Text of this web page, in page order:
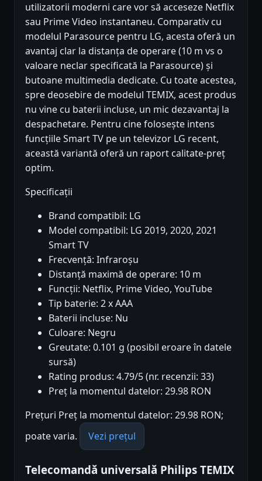
utilizatorii moderni care vor să acceseze Netflix
sau Prime Video instantaneu. Comparativ cu
modelul Parasource pentru LG, acesta oferă un
avantaj clar la distanța de operare (10 m vs o
valoare neclar specificată la Parasource) și
butoane multimedia dedicate. Cu toate acestea,
spre deosebire de modelul TEMIX, acest produs
nu vine cu baterii incluse, un mic dezavantaj la
despachetare. Pentru cine folosește intens
funcțiile Smart TV pe un televizor LG recent,
această variantă oferă un raport calitate-preț
optim.
Specificații
Brand compatibil: LG
Model compatibil: LG 2019, 2020, 2021
Smart TV
Frecvență: Infraroșu
Distanță maximă de operare: 10 m
Funcții: Netflix, Prime Video, YouTube
Tip baterie: 2 x AAA
Baterii incluse: Nu
Culoare: Negru
Greutate: 0.101 g (posibil eroare în datele
sursă)
Rating produs: 4.79/5 (nr. recenzii: 33)
Preț la momentul datelor: 29.98 RON
Prețuri Preț la momentul datelor: 29.98 RON;
poate varia.
Vezi prețul
Telecomandă universală Philips TEMIX